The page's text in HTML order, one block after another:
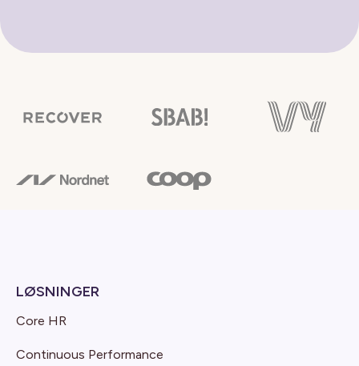
LØSNINGER
Core HR
Continuous Performance